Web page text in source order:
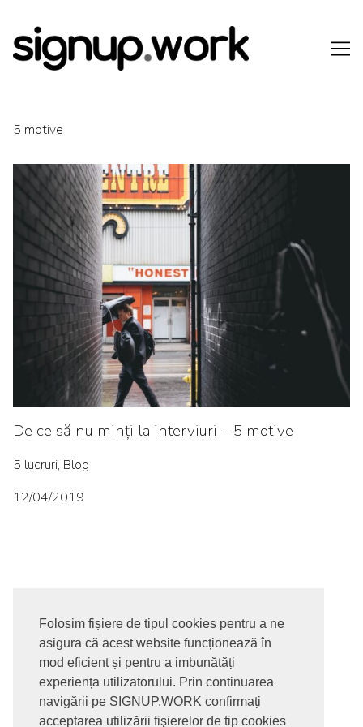
Folosim fișiere de tipul cookies pentru a ne
asigura că acest website funcționează în
mod eficient și pentru a imbunătăți
experiența utilizatorului. Prin continuarea
navigării pe SIGNUP.WORK confirmați
acceptarea utilizării fişierelor de tip cookies
Content
5 motive
De ce să nu minți la interviuri – 5 motive
5 lucruri, Blog
12/04/2019
© 2017-2026. Toate drepturile rezervate
SIGNUPDOTWORK SRLTermeni si conditii | Politica de
confidentialitate | Politica de livrare si anulare comanda |
Politica GDPR